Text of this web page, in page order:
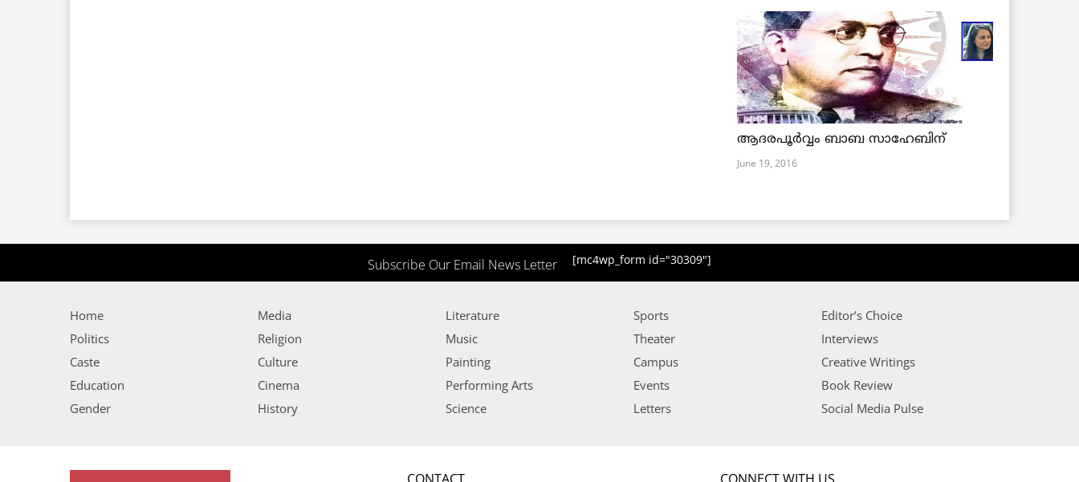
ആദരപൂര്‍വ്വം ബാബ സാഹേബിന്
June 19, 2016
Subscribe Our Email News Letter [mc4wp_form id="30309"]
Home
Politics
Caste
Education
Gender
Media
Religion
Culture
Cinema
History
Literature
Music
Painting
Performing Arts
Science
Sports
Theater
Campus
Events
Letters
Editor’s Choice
Interviews
Creative Writings
Book Review
Social Media Pulse